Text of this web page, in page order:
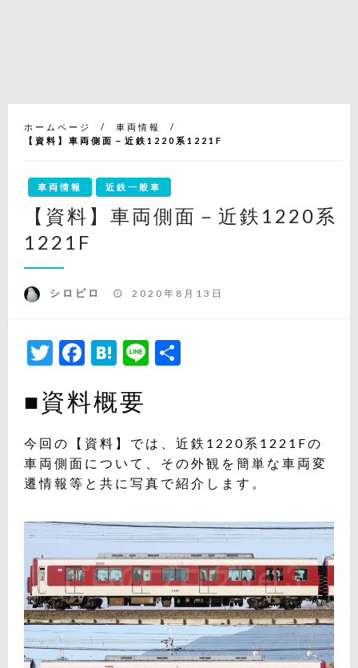
ホームページ
車両情報
【資料】車両側面－近鉄1220系1221F
車両情報 近鉄一般車
【資料】車両側面－近鉄1220系
1221F
シロピロ
投
2020年8月13日
Twitter
Facebook
Hatena
Line
■資料概要
今回の【資料】では、近鉄1220系1221Fの
車両側面について、その外観を簡単な車両変
遷情報等と共に写真で紹介します。